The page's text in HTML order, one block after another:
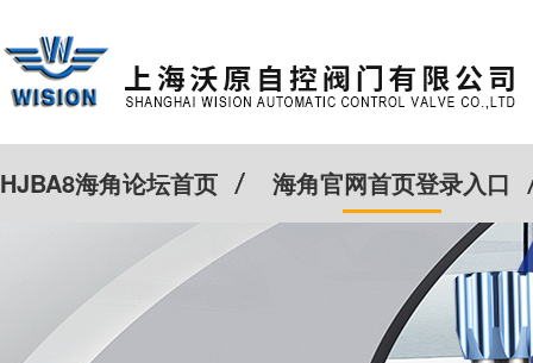
HJBA8海角论坛首页 海角官网首页登录入口
客户案例 新